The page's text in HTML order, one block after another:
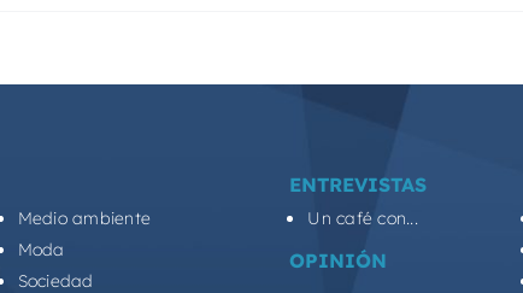
Medio ambiente
Moda
Sociedad
ENTREVISTAS
Un café con...
OPINIÓN